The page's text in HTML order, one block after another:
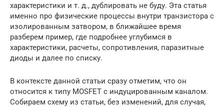
характеристики и т. д., дублировать не буду. Эта статья
именно про физические процессы внутри транзистора с
изолированным затвором, в ближайшее время
разберем пример, где подробнее углубимся в
характеристики, расчеты, сопротивления, паразитные
диоды и далее по списку.
В контексте данной статьи сразу отметим, что он
относится к типу MOSFET с индуцированным каналом.
Собираем схему из статьи, без изменений, для случая,